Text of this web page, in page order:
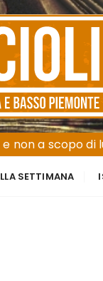
non a scopo di
SETTIMANA